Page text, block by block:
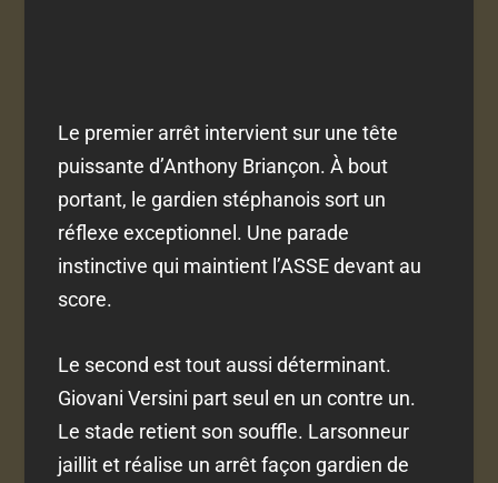
Le premier arrêt intervient sur une tête
puissante d’Anthony Briançon. À bout
portant, le gardien stéphanois sort un
réflexe exceptionnel. Une parade
instinctive qui maintient l’ASSE devant au
score.
Le second est tout aussi déterminant.
Giovani Versini part seul en un contre un.
Le stade retient son souffle. Larsonneur
jaillit et réalise un arrêt façon gardien de